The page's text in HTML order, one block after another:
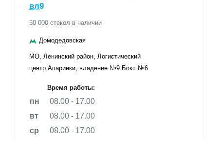
вл9
50 000 стекол в наличии
Домодедовская
МО, Ленинский район, Логистический
центр Апаринки, владение №9 Бокс №6
Время работы:
пн
08.00 - 17.00
вт
08.00 - 17.00
ср
08.00 - 17.00